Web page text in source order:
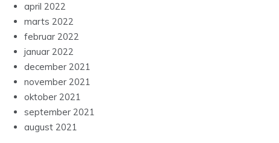
april 2022
marts 2022
februar 2022
januar 2022
december 2021
november 2021
oktober 2021
september 2021
august 2021